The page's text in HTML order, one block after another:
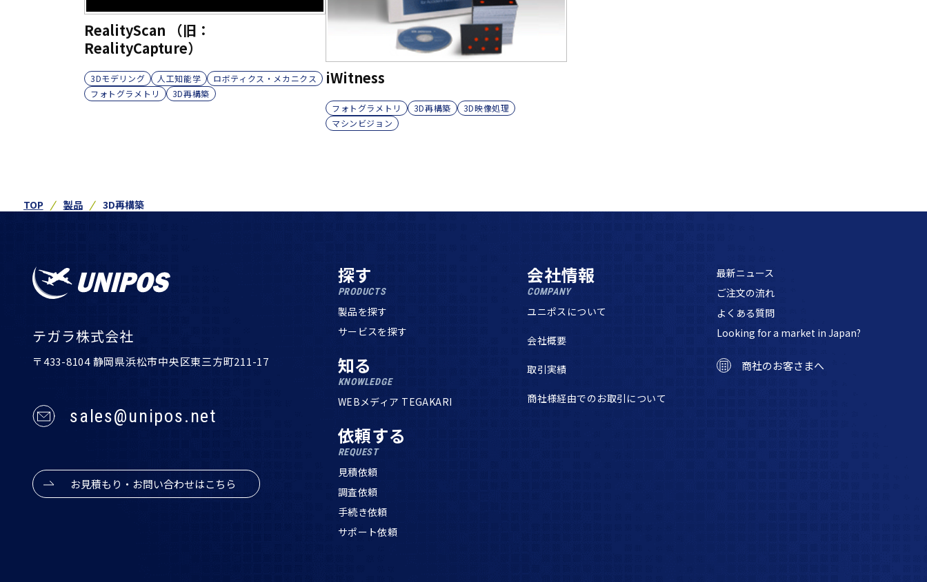
RealityScan （旧：
RealityCapture）
3Dモデリング 人工知能学
ロボティクス・メカニクス
フォトグラメトリ
3D再構築
iWitness
フォトグラメトリ 3D再構築
3D映像処理
マシンビジョン
TOP 製品 3D再構築
テガラ株式会社
〒433-8104 静岡県浜松市中央区東三方町211-17
sales@unipos.net
お見積もり・お問い合わせはこちら
探す
PRODUCTS
製品を探す
サービスを探す
知る
KNOWLEDGE
WEBメディア TEGAKARI
依頼する
REQUEST
見積依頼
調査依頼
手続き依頼
サポート依頼
会社情報
COMPANY
ユニポスについて
会社概要
取引実績
商社様経由でのお取引について
最新ニュース
ご注文の流れ
よくある質問
Looking for a market in Japan?
商社のお客さまへ